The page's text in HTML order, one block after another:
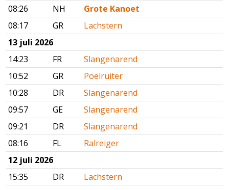
08:26
NH
Grote Kanoet
08:17
GR
Lachstern
13 juli 2026
14:23
FR
Slangenarend
10:52
GR
Poelruiter
10:28
DR
Slangenarend
09:57
GE
Slangenarend
09:21
DR
Slangenarend
08:16
FL
Ralreiger
12 juli 2026
15:35
DR
Lachstern